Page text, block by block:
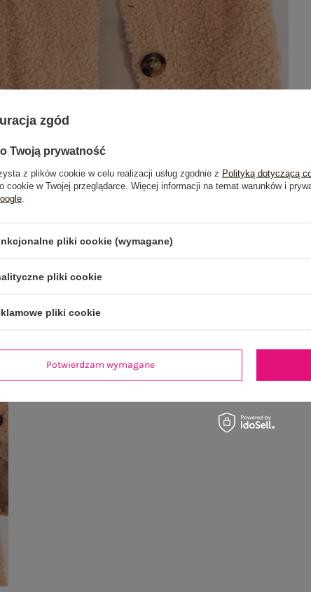
Zwroty i reklamacje Opinie o produkcie(1)
zgód
Twoją prywatność
z plików cookie w celu realizacji usług zgodnie z Polityką dotyczącą
cookie w Twojej przeglądarce. Więcej informacji na temat warunków i
pliki cookie (wymagane)
pliki cookie
pliki cookie
Potwierdzam wymagane